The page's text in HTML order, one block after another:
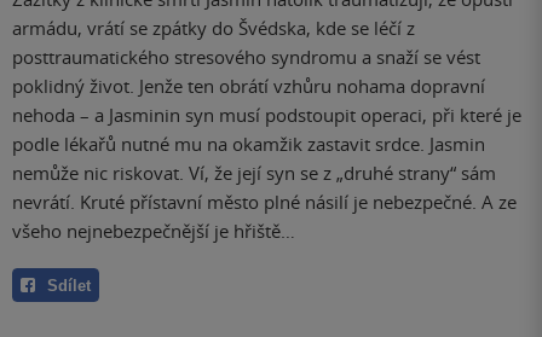
armádu, vrátí se zpátky do Švédska, kde se léčí z
posttraumatického stresového syndromu a snaží se vést
poklidný život. Jenže ten obrátí vzhůru nohama dopravní
nehoda – a Jasminin syn musí podstoupit operaci, při které je
podle lékařů nutné mu na okamžik zastavit srdce. Jasmin
nemůže nic riskovat. Ví, že její syn se z „druhé strany“ sám
nevrátí. Kruté přístavní město plné násilí je nebezpečné. A ze
všeho nejnebezpečnější je hřiště…
Sdílet